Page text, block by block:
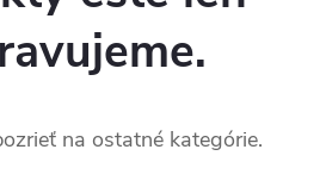
na ostatné kategórie.